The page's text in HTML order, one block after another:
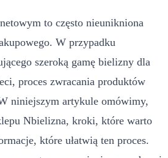
to często nieunikniona
W przypadku
szeroką gamę bielizny dla
proces zwracania produktów
niniejszym artykule omówimy,
Nbielizna, kroki, które warto
które ułatwią ten proces.